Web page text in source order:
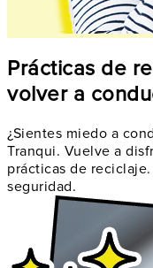
Prácticas de
volver a
¿Sientes miedo a
Tranqui. Vuelve a
prácticas de
seguridad.